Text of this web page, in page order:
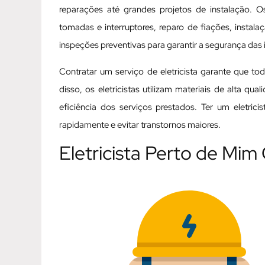
reparações até grandes projetos de instalação.
tomadas e interruptores, reparo de fiações,
inspeções preventivas para garantir a segurança
Contratar um serviço de eletricista garante que
disso, os eletricistas utilizam materiais de alta
eficiência dos serviços prestados. Ter um
rapidamente e evitar transtornos maiores.
Eletricista Perto de Mim